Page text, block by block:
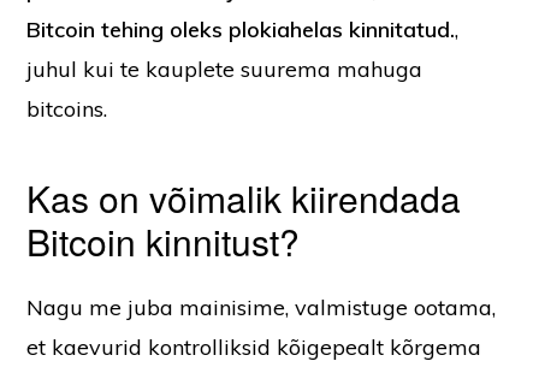
Bitcoin tehing oleks plokiahelas kinnitatud.,
juhul kui te kauplete suurema mahuga
bitcoins.
Kas on võimalik kiirendada
Bitcoin kinnitust?
Nagu me juba mainisime, valmistuge ootama,
et kaevurid kontrolliksid kõigepealt kõrgema